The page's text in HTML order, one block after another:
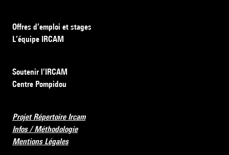
Offres d’emploi et stages
L’équipe IRCAM
Soutenir l’IRCAM
Centre Pompidou
Projet Répertoire Ircam
Infos / Méthodologie
Mentions Légales